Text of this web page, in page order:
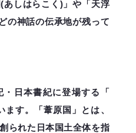
あしはらこく)」や「天浮
の神話の伝承地が残って
・日本書紀に登場する「
す。「葦原国」とは、
られた日本国土全体を指